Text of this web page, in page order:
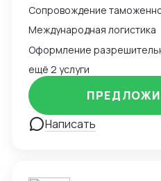
позволяет нам оказывать
консалтинговые услуги
выйти на международный
поможет организовать
Вашей компании в
организация и внедрение
консультирование и
внедрения ВЭД в
сопровождение
Международная логистика
ещё 2 услуги
Написать